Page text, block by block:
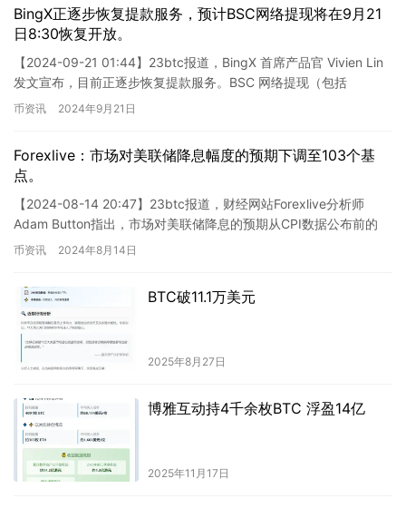
BingX正逐步恢复提款服务，预计BSC网络提现将在9月21
日8:30恢复开放。
【2024-09-21 01:44】23btc报道，BingX 首席产品官 Vivien Lin
发文宣布，目前正逐步恢复提款服务。BSC 网络提现（包括
USDT、USDC、BT…
币资讯 2024年9月21日
Forexlive：市场对美联储降息幅度的预期下调至103个基
点。
【2024-08-14 20:47】23btc报道，财经网站Forexlive分析师
Adam Button指出，市场对美联储降息的预期从CPI数据公布前的
106个基点降至103个基…
币资讯 2024年8月14日
BTC破11.1万美元
2025年8月27日
博雅互动持4千余枚BTC 浮盈14亿
2025年11月17日